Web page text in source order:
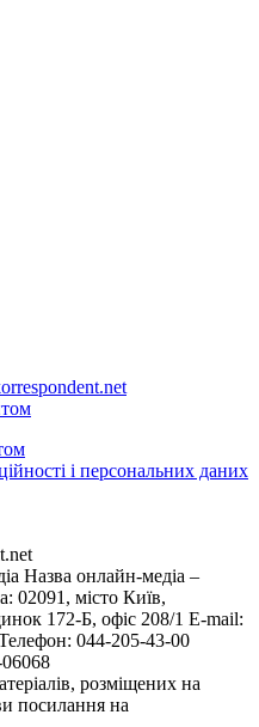
і персональних даних
Назва онлайн-медіа –
02091, місто Київ,
172-Б, офіс 208/1 E-mail:
044-205-43-00
06068
розміщених на
посилання на